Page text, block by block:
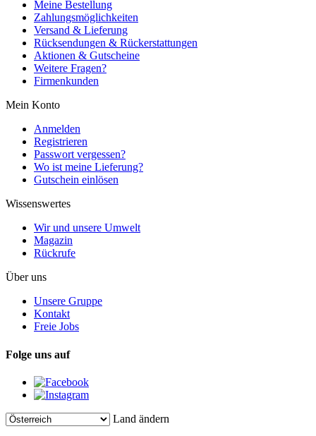
Meine Bestellung
Zahlungsmöglichkeiten
Versand & Lieferung
Rücksendungen & Rückerstattungen
Aktionen & Gutscheine
Weitere Fragen?
Firmenkunden
Mein Konto
Anmelden
Registrieren
Passwort vergessen?
Wo ist meine Lieferung?
Gutschein einlösen
Wissenswertes
Wir und unsere Umwelt
Magazin
Rückrufe
Über uns
Unsere Gruppe
Kontakt
Freie Jobs
Folge uns auf
Land ändern